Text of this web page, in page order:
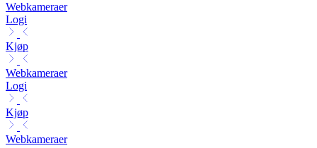
Webkameraer
Logi
Kjøp
Webkameraer
Logi
Kjøp
Webkameraer